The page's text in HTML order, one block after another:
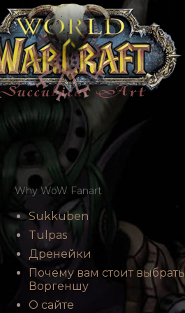
Why WoW Fanart
Sukkuben
Tulpas
Дренейки
Почему вам стоит выбрать
Воргеншу
О сайте